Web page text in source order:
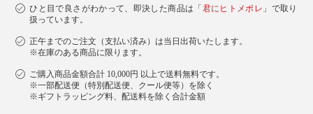
ひと目で良さがわかって、即決した商品は「 君にヒトメボレ 」で取り
扱っています。
正午までのご注文（支払い済み）は当日出荷いたします。
※在庫のある商品に限ります。
ご購入商品金額合計 10,000円 以上で送料無料です。
※一部配送便（特別配送便、クール便等）を除く
※ギフトラッピング料、配送料を除く合計金額